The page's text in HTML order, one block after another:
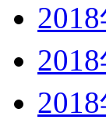
2018
2018